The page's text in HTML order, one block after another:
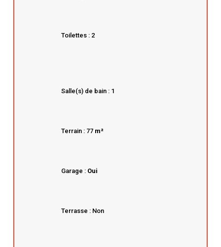
Toilettes : 2
Salle(s) de bain : 1
Terrain : 77 m²
Garage : Oui
Terrasse : Non